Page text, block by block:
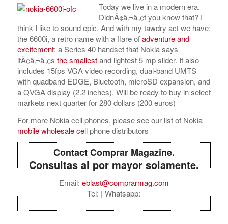
Today we live in a modern era.
DidnÃ¢â‚¬â„¢t you know that? I
think I like to sound epic. And with my tawdry act we have:
the 6600i, a retro name with a flare ofadventure and
excitement; a Series 40 handset that Nokia says
itÃ¢â‚¬â„¢s the smallestand lightest 5 mp slider. It also
includes 15fps VGA video recording, dual-band UMTS
with quadband EDGE, Bluetooth, microSD expansion, and
a QVGA display (2.2 inches). Will be ready to buy in select
markets next quarter for 280 dollars (200 euros)
For more Nokia cell phones, please see our list of Nokia
mobile wholesale cellphone distributors
Contact Comprar Magazine.
Consultas al por mayor solamente.
Email: eblast@comprarmag.com
Tel: | Whatsapp: